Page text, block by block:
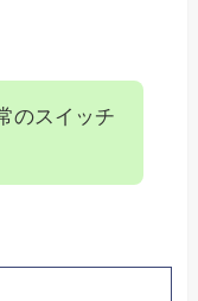
のスイッチ